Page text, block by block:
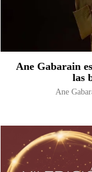
Ane Gabarain
las
Ane